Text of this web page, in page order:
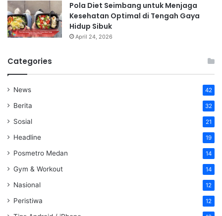
Pola Diet Seimbang untuk Menjaga
Kesehatan Optimal di Tengah Gaya
Hidup Sibuk
April 24, 2026
Categories
News 42
Berita 32
Sosial 21
Headline 19
Posmetro Medan 14
Gym & Workout 14
Nasional 12
Peristiwa 12